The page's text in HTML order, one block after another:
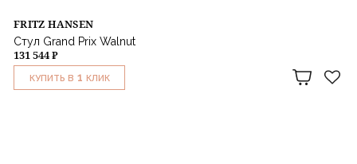
FRITZ HANSEN
Стул Grand Prix Walnut
131 544 ₽
КУПИТЬ В 1 КЛИК